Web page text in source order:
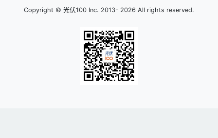
Copyright © 光伏100 Inc. 2013- 2026 All rights reserved.